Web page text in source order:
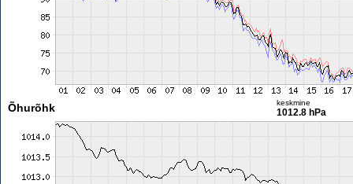
Õhurõhk keskmine
1012.8 hPa